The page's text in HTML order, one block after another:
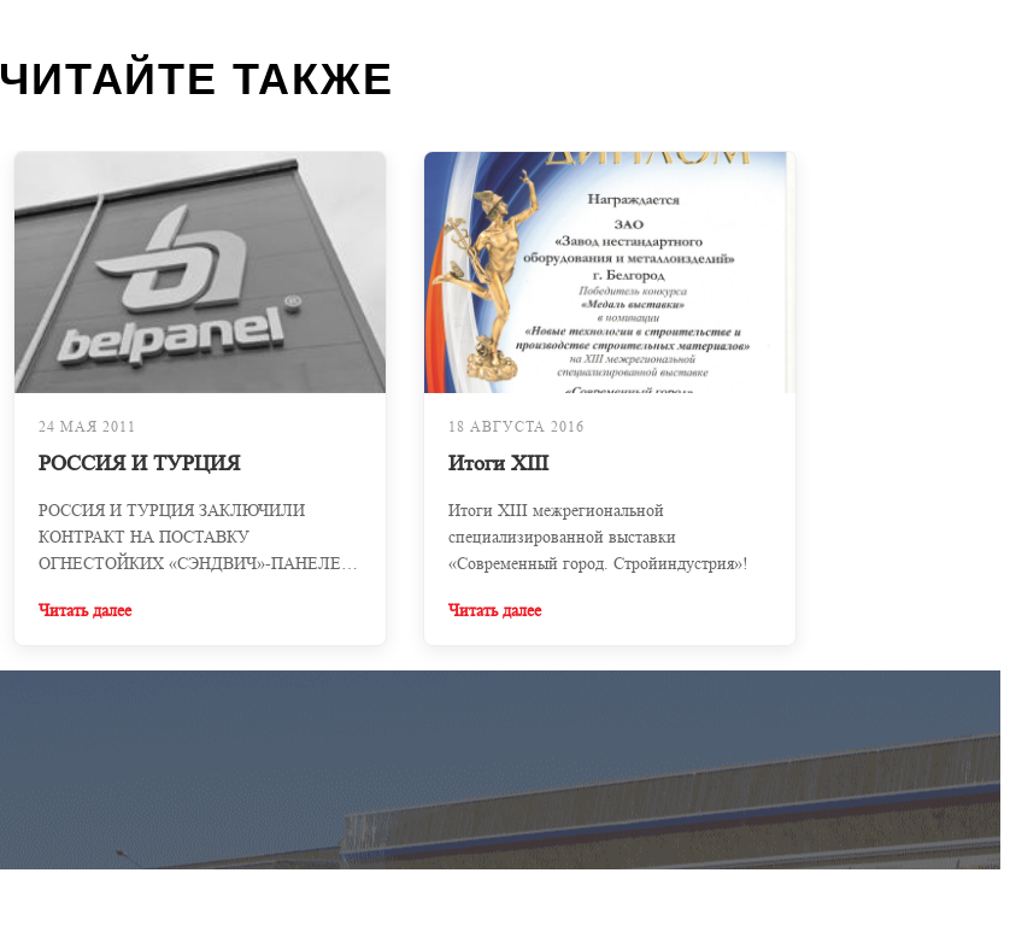
ЧИТАЙТЕ ТАКЖЕ
24 МАЯ 2011
РОССИЯ И ТУРЦИЯ
РОССИЯ И ТУРЦИЯ ЗАКЛЮЧИЛИ
КОНТРАКТ НА ПОСТАВКУ
ОГНЕСТОЙКИХ «СЭНДВИЧ»-ПАНЕЛЕЙ
Читать далее
18 АВГУСТА 2016
Итоги XIII
Итоги XIII межрегиональной
специализированной выставки
«Современный город. Стройиндустрия»!
Читать далее